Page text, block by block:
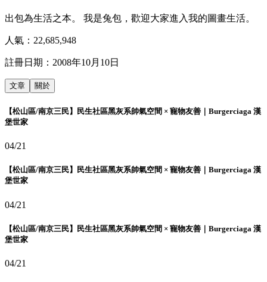
出包為生活之本。 我是兔包，歡迎大家進入我的圖畫生活。
人氣： 22,685,948
註冊日期： 2008年10月10日
文章 關於
【松山區/南京三民】民生社區黑灰系帥氣空間 × 寵物友善｜Burgerciaga 漢
堡世家
04/21
【松山區/南京三民】民生社區黑灰系帥氣空間 × 寵物友善｜Burgerciaga 漢
堡世家
04/21
【松山區/南京三民】民生社區黑灰系帥氣空間 × 寵物友善｜Burgerciaga 漢
堡世家
04/21